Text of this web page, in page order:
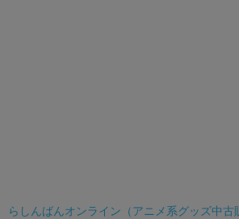
らしんばんオンライン（アニメ系グッズ中古